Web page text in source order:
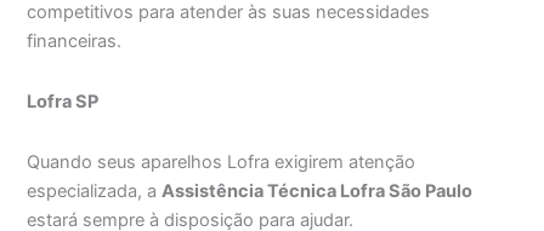
competitivos para atender às suas necessidades
financeiras.
Lofra SP
Quando seus aparelhos Lofra exigirem atenção
especializada, a Assistência Técnica Lofra São Paulo
estará sempre à disposição para ajudar.